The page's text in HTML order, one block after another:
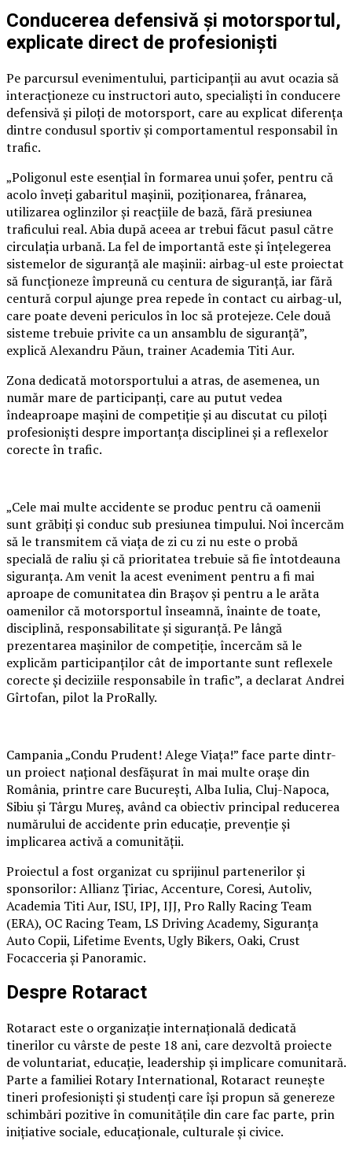
Conducerea defensivă și motorsportul,
explicate direct de profesioniști
Pe parcursul evenimentului, participanții au avut ocazia să
interacționeze cu instructori auto, specialiști în conducere
defensivă și piloți de motorsport, care au explicat diferența
dintre condusul sportiv și comportamentul responsabil în
trafic.
„Poligonul este esențial în formarea unui șofer, pentru că
acolo înveți gabaritul mașinii, poziționarea, frânarea,
utilizarea oglinzilor și reacțiile de bază, fără presiunea
traficului real. Abia după aceea ar trebui făcut pasul către
circulația urbană. La fel de importantă este și înțelegerea
sistemelor de siguranță ale mașinii: airbag-ul este proiectat
să funcționeze împreună cu centura de siguranță, iar fără
centură corpul ajunge prea repede în contact cu airbag-ul,
care poate deveni periculos în loc să protejeze. Cele două
sisteme trebuie privite ca un ansamblu de siguranță”,
explică Alexandru Păun, trainer Academia Titi Aur.
Zona dedicată motorsportului a atras, de asemenea, un
număr mare de participanți, care au putut vedea
îndeaproape mașini de competiție și au discutat cu piloți
profesioniști despre importanța disciplinei și a reflexelor
corecte în trafic.
„Cele mai multe accidente se produc pentru că oamenii
sunt grăbiți și conduc sub presiunea timpului. Noi încercăm
să le transmitem că viața de zi cu zi nu este o probă
specială de raliu și că prioritatea trebuie să fie întotdeauna
siguranța. Am venit la acest eveniment pentru a fi mai
aproape de comunitatea din Brașov și pentru a le arăta
oamenilor că motorsportul înseamnă, înainte de toate,
disciplină, responsabilitate și siguranță. Pe lângă
prezentarea mașinilor de competiție, încercăm să le
explicăm participanților cât de importante sunt reflexele
corecte și deciziile responsabile în trafic”, a declarat Andrei
Gîrtofan, pilot la ProRally.
Campania „Condu Prudent! Alege Viața!” face parte dintr-
un proiect național desfășurat în mai multe orașe din
România, printre care București, Alba Iulia, Cluj-Napoca,
Sibiu și Târgu Mureș, având ca obiectiv principal reducerea
numărului de accidente prin educație, prevenție și
implicarea activă a comunității.
Proiectul a fost organizat cu sprijinul partenerilor și
sponsorilor: Allianz Țiriac, Accenture, Coresi, Autoliv,
Academia Titi Aur, ISU, IPJ, IJJ, Pro Rally Racing Team
(ERA), OC Racing Team, LS Driving Academy, Siguranța
Auto Copii, Lifetime Events, Ugly Bikers, Oaki, Crust
Focacceria și Panoramic.
Despre Rotaract
Rotaract este o organizație internațională dedicată
tinerilor cu vârste de peste 18 ani, care dezvoltă proiecte
de voluntariat, educație, leadership și implicare comunitară.
Parte a familiei Rotary International, Rotaract reunește
tineri profesioniști și studenți care își propun să genereze
schimbări pozitive în comunitățile din care fac parte, prin
inițiative sociale, educaționale, culturale și civice.